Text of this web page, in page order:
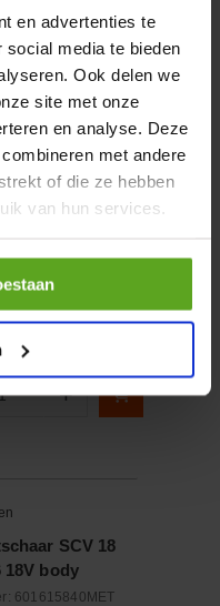
en advertenties te
media te bieden
Ook delen we
site met onze
en analyse. Deze
met andere
of die ze hebben
van hun services.
+
18040 vetspuit
+
SCV 18
18V body
601615840MET